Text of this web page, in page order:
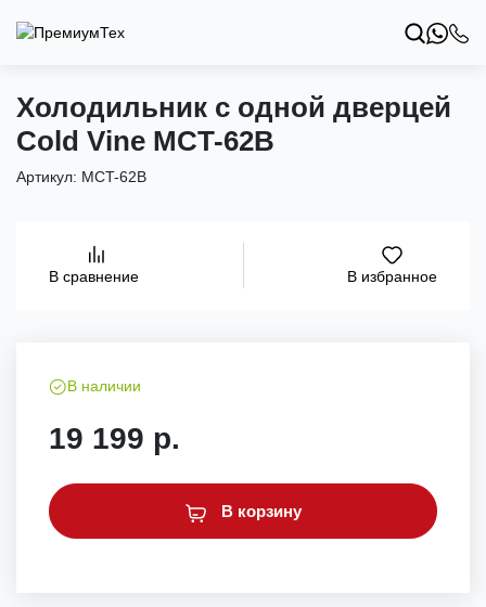
Холодильник с одной дверцей
Cold Vine MCT-62B
Артикул: MCT-62B
В сравнение В избранное
В наличии
19 199 р.
В корзину